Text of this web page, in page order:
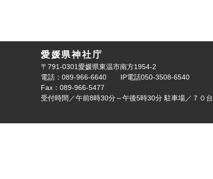
愛媛県神社庁
〒791-0301愛媛県東温市南方1954-2
電話：089-966-6640 IP電話050-3508-6540
Fax：089-966-5477
受付時間／午前8時30分～午後5時30分 駐車場／７０台